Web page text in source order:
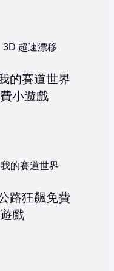
3D 超速漂移
我的賽道世界